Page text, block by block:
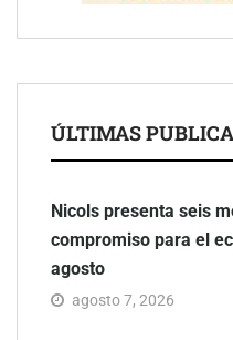
ÚLTIMAS
Nicols presenta seis
compromiso para el
agosto
agosto 7, 2026